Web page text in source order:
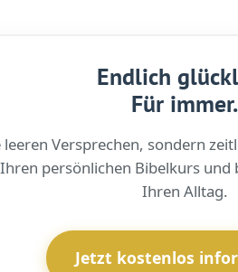
Endlich
Für immer.
leeren Versprechen, sondern
persönlichen Bibelkurs und
Ihren Alltag.
Jetzt kostenlos